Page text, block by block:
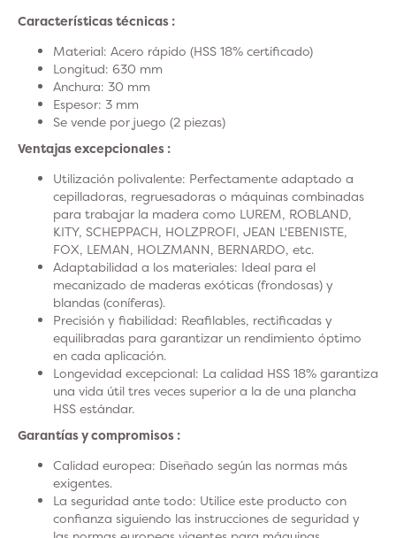
Características técnicas :
Material: Acero rápido (HSS 18% certificado)
Longitud: 630 mm
Anchura: 30 mm
Espesor: 3 mm
Se vende por juego (2 piezas)
Ventajas excepcionales :
Utilización polivalente: Perfectamente adaptado a
cepilladoras, regruesadoras o máquinas combinadas
para trabajar la madera como LUREM, ROBLAND,
KITY, SCHEPPACH, HOLZPROFI, JEAN L'EBENISTE,
FOX, LEMAN, HOLZMANN, BERNARDO, etc.
Adaptabilidad a los materiales: Ideal para el
mecanizado de maderas exóticas (frondosas) y
blandas (coníferas).
Precisión y fiabilidad: Reafilables, rectificadas y
equilibradas para garantizar un rendimiento óptimo
en cada aplicación.
Longevidad excepcional: La calidad HSS 18% garantiza
una vida útil tres veces superior a la de una plancha
HSS estándar.
Garantías y compromisos :
Calidad europea: Diseñado según las normas más
exigentes.
La seguridad ante todo: Utilice este producto con
confianza siguiendo las instrucciones de seguridad y